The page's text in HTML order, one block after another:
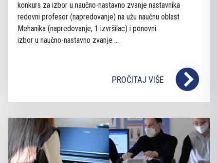
konkurs za izbor u naučno-nastavno zvanje nastavnika
redovni profesor (napredovanje) na užu naučnu oblast
Mehanika (napredovanje, 1 izvršilac) i ponovni
izbor u naučno-nastavno zvanje ...
PROČITAJ VIŠE